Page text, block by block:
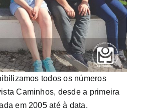
todos os números
Caminhos, desde a primeira
em 2005 até à data.